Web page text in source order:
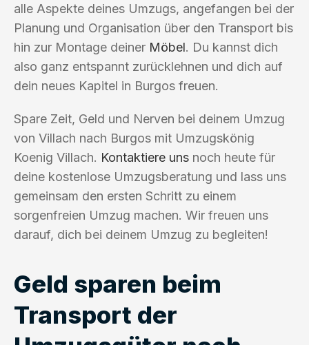
alle Aspekte deines Umzugs, angefangen bei der
Planung und Organisation über den Transport bis
hin zur Montage deiner Möbel. Du kannst dich
also ganz entspannt zurücklehnen und dich auf
dein neues Kapitel in Burgos freuen.
Spare Zeit, Geld und Nerven bei deinem Umzug
von Villach nach Burgos mit Umzugskönig
Koenig Villach. Kontaktiere uns noch heute für
deine kostenlose Umzugsberatung und lass uns
gemeinsam den ersten Schritt zu einem
sorgenfreien Umzug machen. Wir freuen uns
darauf, dich bei deinem Umzug zu begleiten!
Geld sparen beim
Transport der